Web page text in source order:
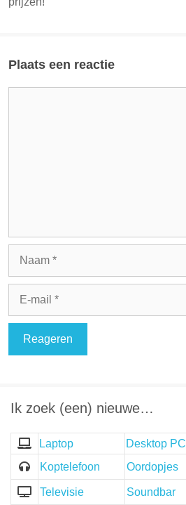
Plaats een reactie
Naam
Ik zoek (een) nieuwe…
Laptop Desktop PC
Koptelefoon
Oordopjes
Televisie Soundbar